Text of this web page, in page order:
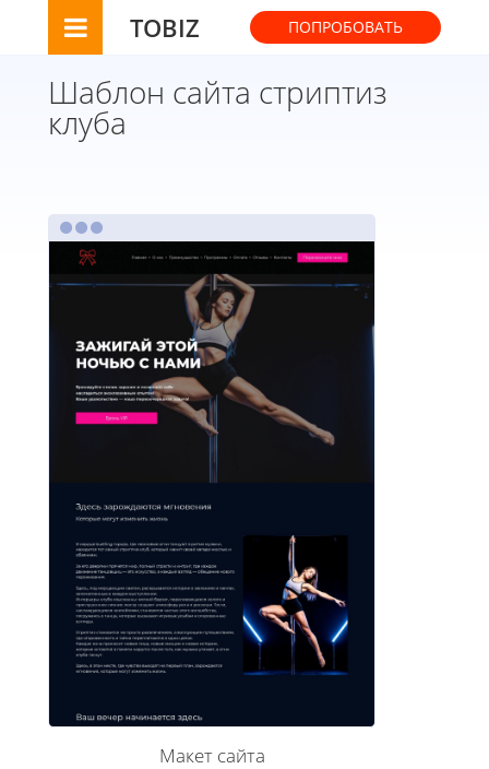
TOBIZ ПОПРОБОВАТЬ
Шаблон сайта стриптиз
клуба
Макет сайта